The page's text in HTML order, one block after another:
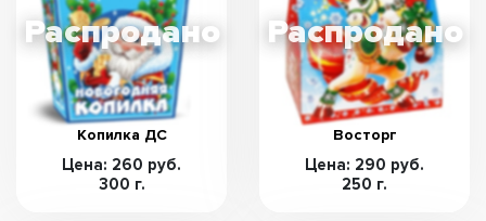
Копилка ДС
Цена: 260 руб.
300 г.
Восторг
Цена: 290 руб.
250 г.